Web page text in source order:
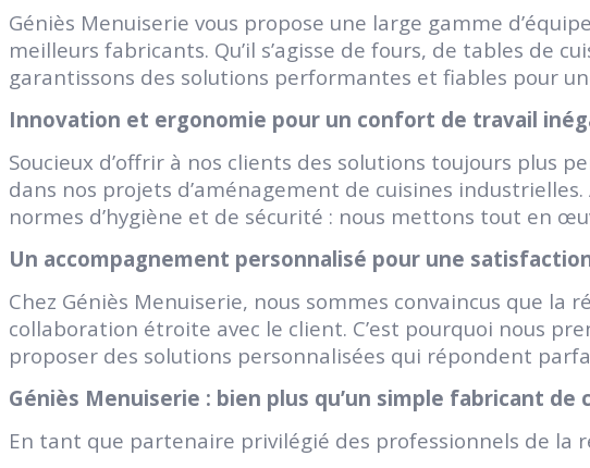
Géniès Menuiserie vous propose une large gamme
meilleurs fabricants. Qu’il s’agisse de fours, de tables de
garantissons des solutions performantes et fiables pour
Innovation et ergonomie pour un confort de travail
Soucieux d’offrir à nos clients des solutions toujours plus
dans nos projets d’aménagement de cuisines
normes d’hygiène et de sécurité : nous mettons tout en
Un accompagnement personnalisé pour une
Chez Géniès Menuiserie, nous sommes convaincus que
collaboration étroite avec le client. C’est pourquoi nous
proposer des solutions personnalisées qui répondent
Géniès Menuiserie : bien plus qu’un simple fabricant de
En tant que partenaire privilégié des professionnels de la